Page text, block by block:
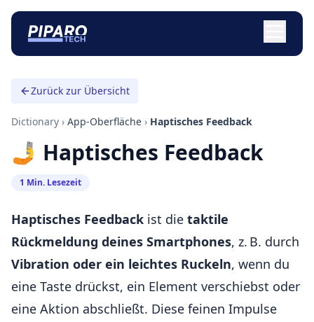
Zurück zur Übersicht
Dictionary › App-Oberfläche › Haptisches Feedback
🤳 Haptisches Feedback
1 Min. Lesezeit
Haptisches Feedback ist die taktile
Rückmeldung deines Smartphones, z. B. durch
Vibration oder ein leichtes Ruckeln, wenn du
eine Taste drückst, ein Element verschiebst oder
eine Aktion abschließt. Diese feinen Impulse